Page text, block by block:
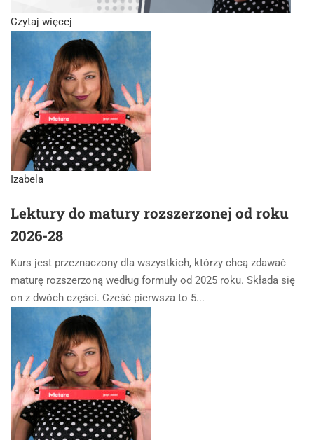
Czytaj więcej
Izabela
Lektury do matury rozszerzonej od roku
2026-28
Kurs jest przeznaczony dla wszystkich, którzy chcą zdawać
maturę rozszerzoną według formuły od 2025 roku. Składa się
on z dwóch części. Cześć pierwsza to 5...